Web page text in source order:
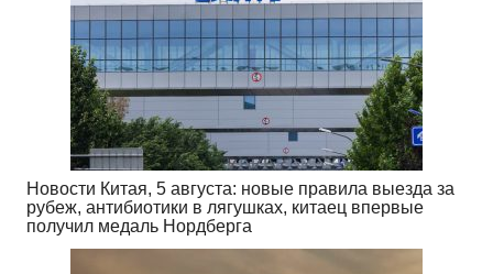
Новости Китая, 5 августа: новые правила выезда за
рубеж, антибиотики в лягушках, китаец впервые
получил медаль Нордберга